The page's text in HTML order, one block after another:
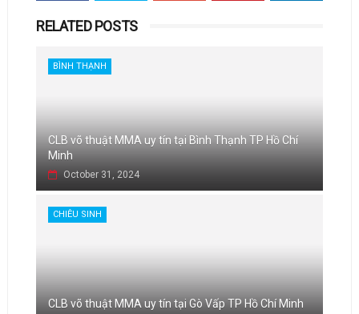
RELATED POSTS
BÌNH THẠNH
CLB võ thuật MMA uy tín tại Bình Thạnh TP Hồ Chí
Minh
October 31, 2024
CHIÊU SINH
CLB võ thuật MMA uy tín tại Gò Vấp TP Hồ Chí Minh